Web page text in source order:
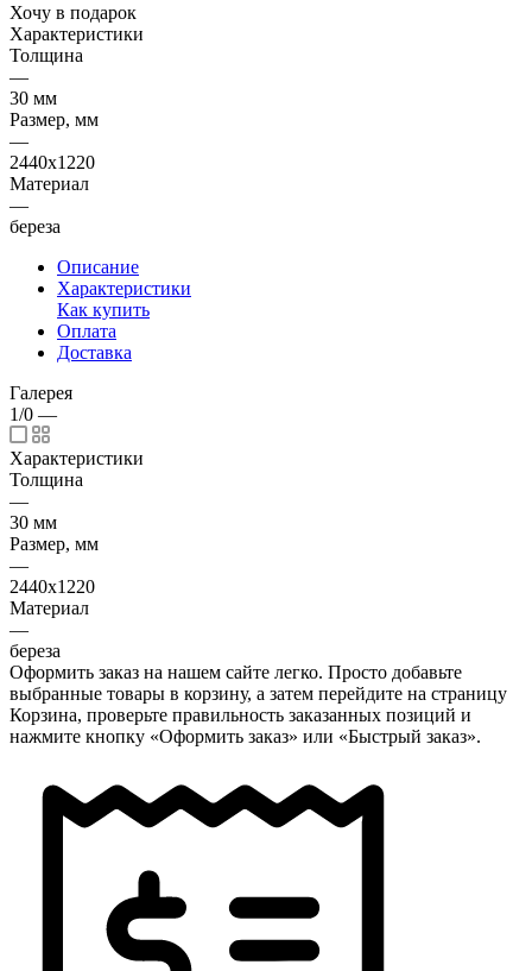
Хочу в подарок
Характеристики
Толщина
—
30 мм
Размер, мм
—
2440х1220
Материал
—
береза
Описание
Характеристики
Как купить
Оплата
Доставка
Галерея
1/0 —
Характеристики
Толщина
—
30 мм
Размер, мм
—
2440х1220
Материал
—
береза
Оформить заказ на нашем сайте легко. Просто добавьте
выбранные товары в корзину, а затем перейдите на страницу
Корзина, проверьте правильность заказанных позиций и
нажмите кнопку «Оформить заказ» или «Быстрый заказ».